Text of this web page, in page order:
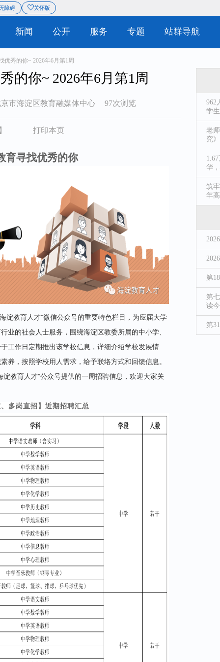
|站群导航 无障碍
概况 新闻 公开 服务
秀的你~ 2026年6月第1周
的你~ 2026年6月第1周
市海淀区教育融媒体中心 97次浏览
打印本页
育寻找优秀的你
淀教育人才”微信公众号的重要特色栏目，为应届大学
业的社会人士服务，围绕海淀区教委所属的中小学、
工作日定期推出该学校信息，详细介绍学校发展情
养，按照学校用人需求，给予联络方式和回馈信息。
教育人才”公众号提供的一周招聘信息，欢迎大家关
多岗直招】近期招聘汇总
962
学
老
究
华
筑
年
第
第
读
第